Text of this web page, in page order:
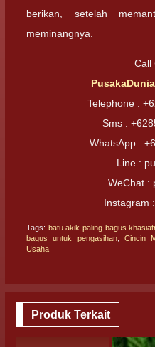
berikan, setelah
meminangnya.
Call
PusakaDunia
Telephone :
Sms :
WhatsApp :
Line :
WeChat :
Instagram
Tags: batu akik paling bagus
bagus untuk pengasihan, Cincin
Usaha
Produk Terkait